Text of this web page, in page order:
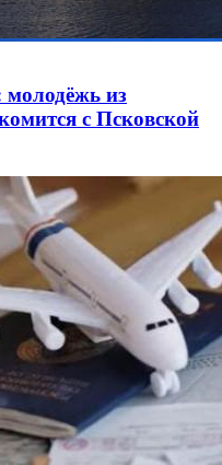
молодёжь из
с Псковской